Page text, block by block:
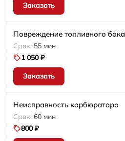
Заказать
Повреждение топливного бака
55 мин
1 050 ₽
Заказать
Неисправность карбюратора
60 мин
800 ₽